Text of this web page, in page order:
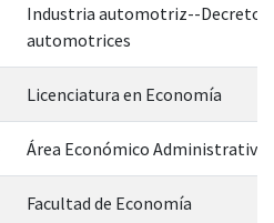
Industria automotriz--Decretos
automotrices
Licenciatura en Economía
Área Económico Administrativa
Facultad de Economía